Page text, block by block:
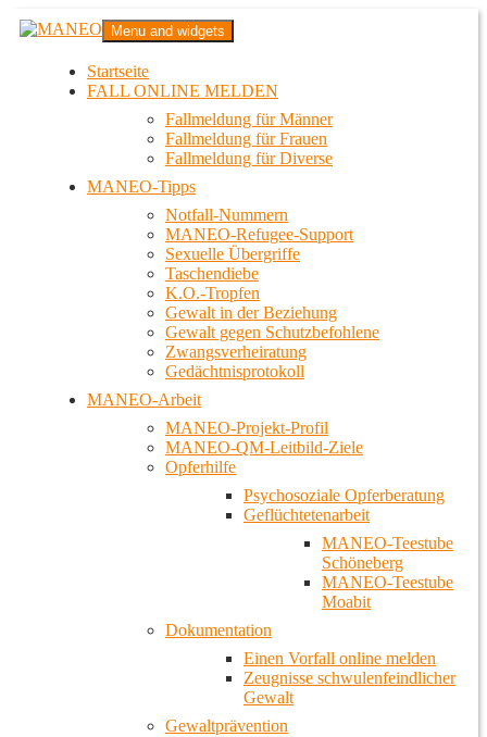
Zum
InhaltMANEO
Das schwule Anti-Gewalt-Projekt in Berlin
Menu and widgets
Startseite
FALL ONLINE MELDEN
Fallmeldung für Männer
Fallmeldung für Frauen
Fallmeldung für Diverse
MANEO-Tipps
Notfall-Nummern
MANEO-Refugee-Support
Sexuelle Übergriffe
Taschendiebe
K.O.-Tropfen
Gewalt in der Beziehung
Gewalt gegen Schutzbefohlene
Zwangsverheiratung
Gedächtnisprotokoll
MANEO-Arbeit
MANEO-Projekt-Profil
MANEO-QM-Leitbild-Ziele
Opferhilfe
Psychosoziale Opferberatung
Geflüchtetenarbeit
MANEO-Teestube
Schöneberg
MANEO-Teestube
Moabit
Dokumentation
Einen Vorfall online melden
Zeugnisse schwulenfeindlicher
Gewalt
Gewaltprävention